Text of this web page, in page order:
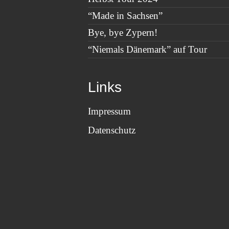
Dorf.
“Made in Sachsen”
Bye, bye Zypern!
“Niemals Dänemark” auf Tour
Links
Impressum
Datenschutz